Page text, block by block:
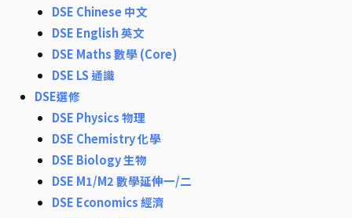
DSE Chinese 中文
DSE English 英文
DSE Maths 數學 (Core)
DSE LS 通識
DSE選修
DSE Physics 物理
DSE Chemistry 化學
DSE Biology 生物
DSE M1/M2 數學延伸一/二
DSE Economics 經濟